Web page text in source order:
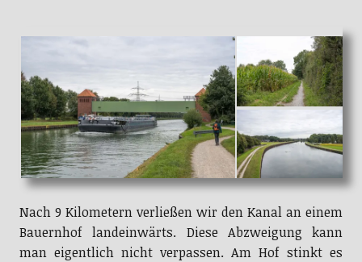
Nach 9 Kilometern verließen wir den Kanal an einem
Bauernhof landeinwärts. Diese Abzweigung kann
man eigentlich nicht verpassen. Am Hof stinkt es